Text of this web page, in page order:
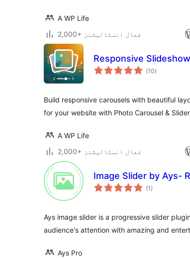
A WP Life
2,000+ فعال انسٹالیشنز
Responsive
(10مجموعی
درجہ
)
Build responsive carousels with beautiful
for your website with Photo Carousel &
A WP Life
2,000+ فعال انسٹالیشنز
Image Slider by Ays-
(1 مجموعی
درجہ
)
Ays image slider is a progressive slider
audience's attention with amazing and
Ays Pro